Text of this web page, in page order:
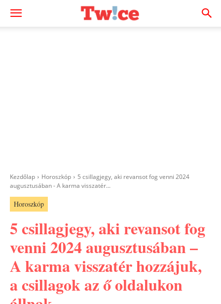
Kezdőlap Horoszkóp
5 csillagjegy, aki revansot fog venni 2024
augusztusában - A karma visszatér...
Horoszkóp
5 csillagjegy, aki revansot fog
venni 2024 augusztusában –
A karma visszatér hozzájuk,
a csillagok az ő oldalukon